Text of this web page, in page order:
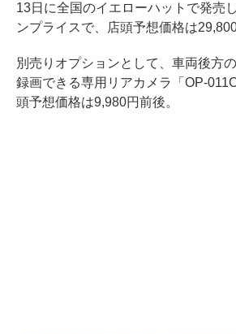
13日に全国のイエローハットで発売
ンプライスで、店頭予想価格は29,800
別売りオプションとして、車両後方
録画できる専用リアカメラ「OP-
頭予想価格は9,980円前後。